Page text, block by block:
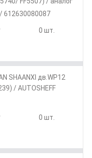
612630080087
0 шт.
SHAANXI дв.WP12
/ AUTOSHEFF
0 шт.